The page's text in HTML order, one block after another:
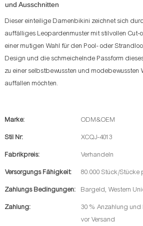
und Ausschnitten
Dieser einteilige Damenbikini zeichnet sich
auffälliges Leopardenmuster mit stilvollen Cut-
einer mutigen Wahl für den Pool- oder
Design und die schmeichelnde Passform
zu einer selbstbewussten und modebewussten
auffallen möchten.
Marke: ODM&OEM
Stil Nr: XCQJ-4013
Fabrikpreis: Verhandeln
Versorgungs Fähigkeit: 80.000 Stück/Stücke
Zahlungs Bedingungen: Bargeld, Western
Zahlung:
30 % Anzahlung
vor Versand